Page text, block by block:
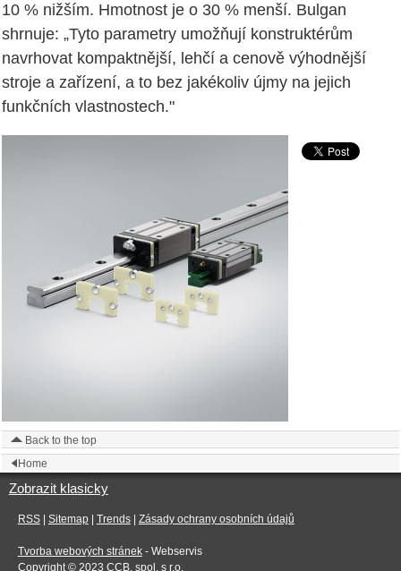
10 % nižším. Hmotnost je o 30 % menší. Bulgan
shrnuje: „Tyto parametry umožňují konstruktérům
navrhovat kompaktnější, lehčí a cenově výhodnější
stroje a zařízení, a to bez jakékoliv újmy na jejich
funkčních vlastnostech."
Back to the top
Home
Zobrazit klasicky
RSS| Sitemap| Trends| Zásady ochrany osobních údajů
Tvorba webových stránek- Webservis
Copyright © 2023 CCB, spol. s r.o.